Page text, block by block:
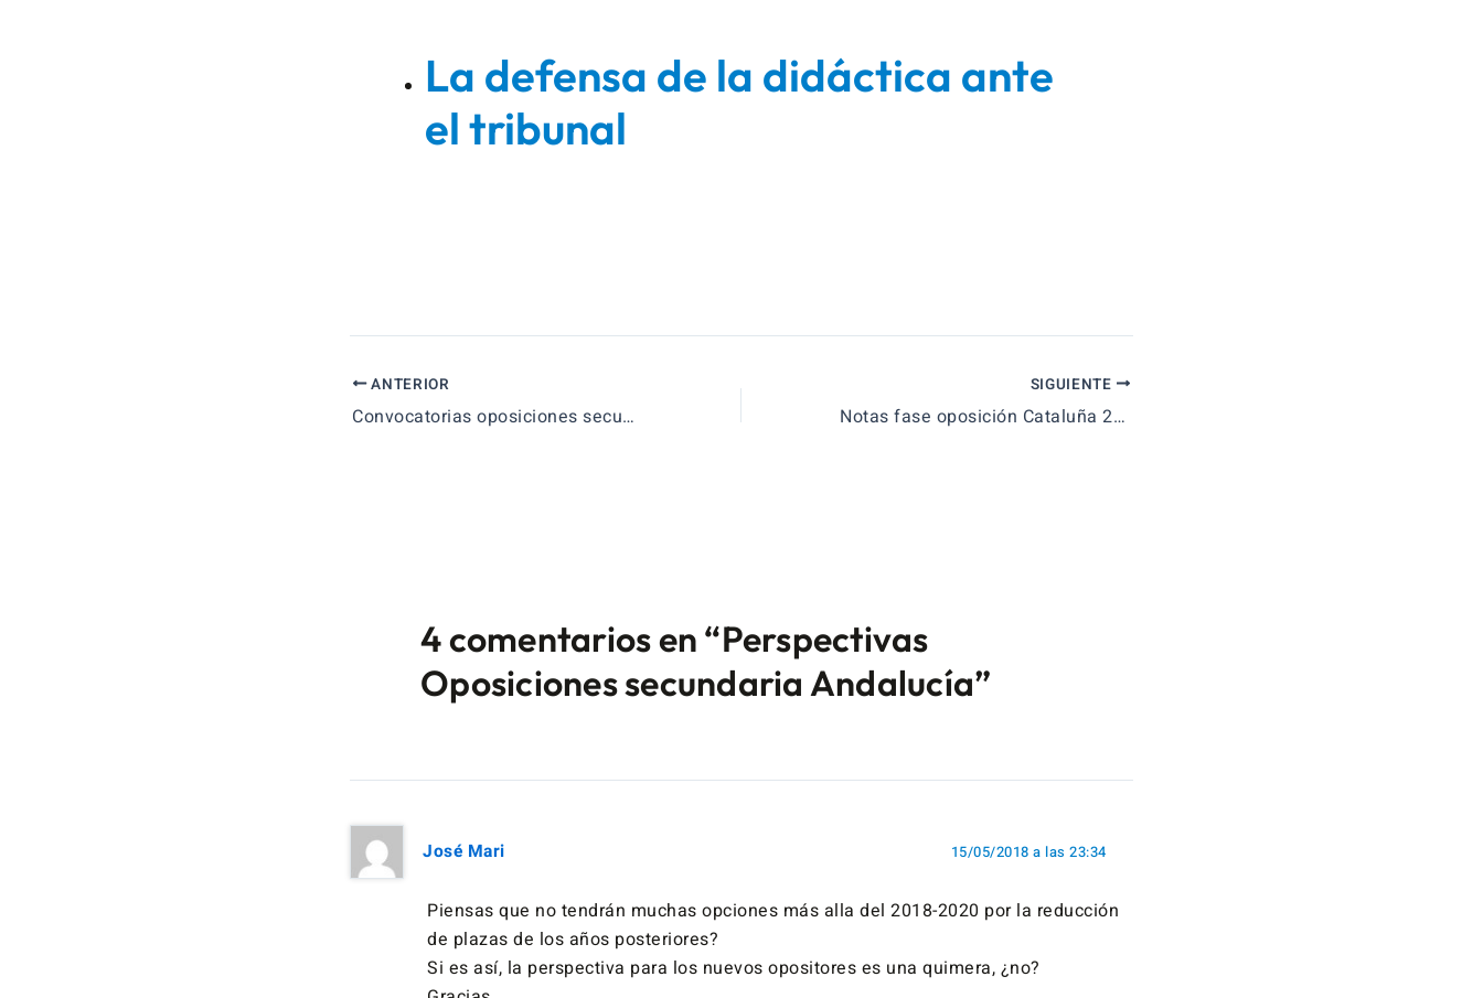
La defensa de la didáctica ante
el tribunal
ANTERIOR
Convocatorias oposiciones secundaria 2019
SIGUIENTE
Notas fase oposición Cataluña 2018
4 comentarios en “Perspectivas
Oposiciones secundaria Andalucía”
José Mari 15/05/2018 a las 23:34
Piensas que no tendrán muchas opciones más alla del 2018-2020 por la reducción
de plazas de los años posteriores?
Si es así, la perspectiva para los nuevos opositores es una quimera, ¿no?